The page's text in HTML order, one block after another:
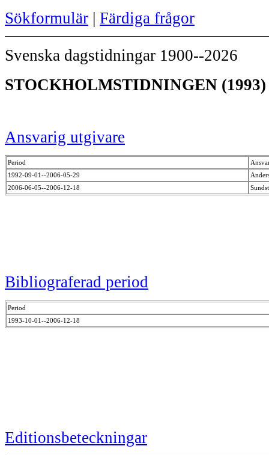
Sökformulär | Färdiga frågor
Svenska dagstidningar 1900--2026
STOCKHOLMSTIDNINGEN (1993)
Ansvarig utgivare
Period
1992-09-01--2006-05-29
2006-06-05--2006-12-18
Bibliograferad period
Period
1993-10-01--2006-12-18
Editionsbeteckningar